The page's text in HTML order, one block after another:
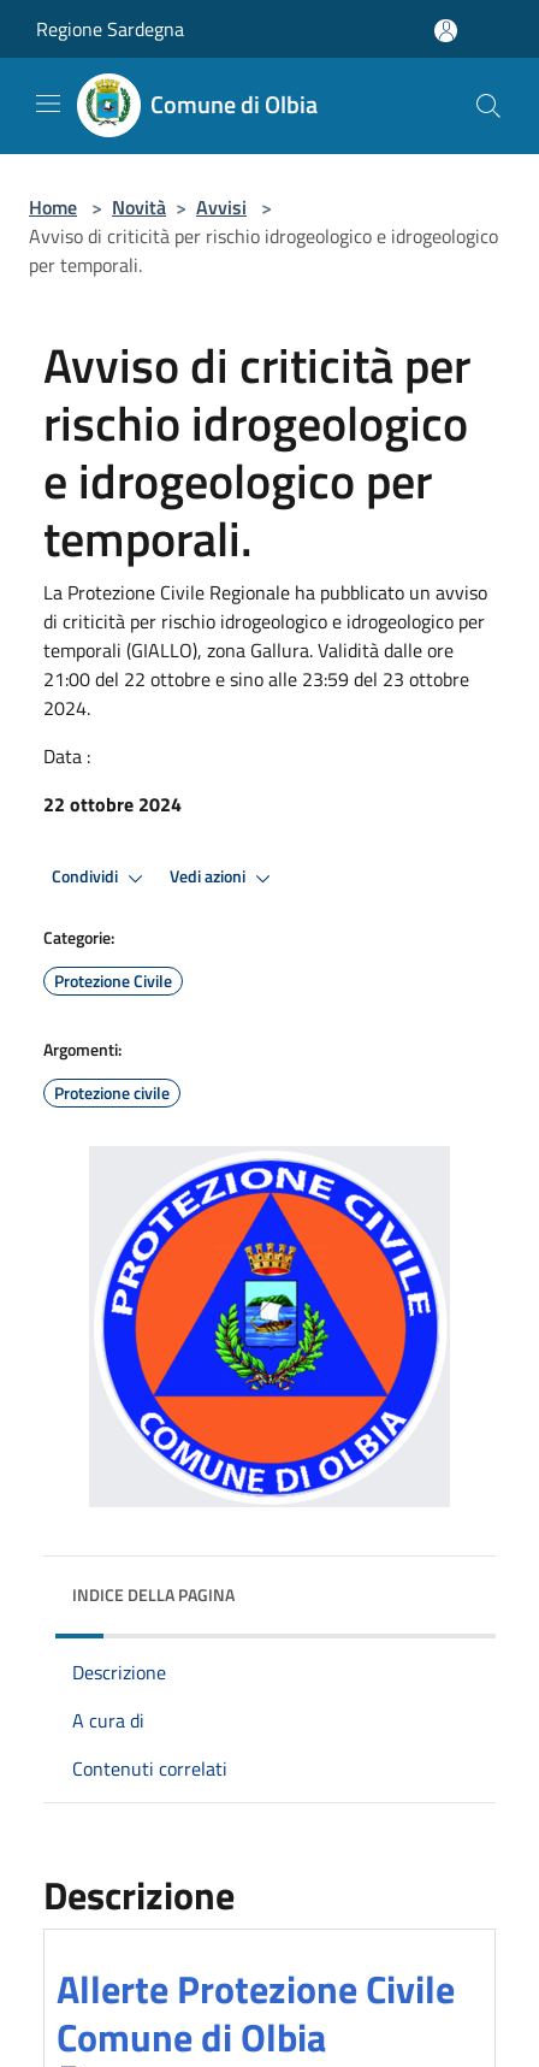
Regione Sardegna
Comune di Olbia
Home > Novità > Avvisi >
Avviso di criticità per rischio idrogeologico e idrogeologico
per temporali.
Avviso di criticità per
rischio idrogeologico
e idrogeologico per
temporali.
La Protezione Civile Regionale ha pubblicato un avviso
di criticità per rischio idrogeologico e idrogeologico per
temporali (GIALLO), zona Gallura. Validità dalle ore
21:00 del 22 ottobre e sino alle 23:59 del 23 ottobre
2024.
Data :
22 ottobre 2024
Condividi Vedi azioni
Categorie:
Protezione Civile
Argomenti:
Protezione civile
INDICE DELLA PAGINA
Descrizione
A cura di
Contenuti correlati
Descrizione
Allerte Protezione Civile
Comune di Olbia